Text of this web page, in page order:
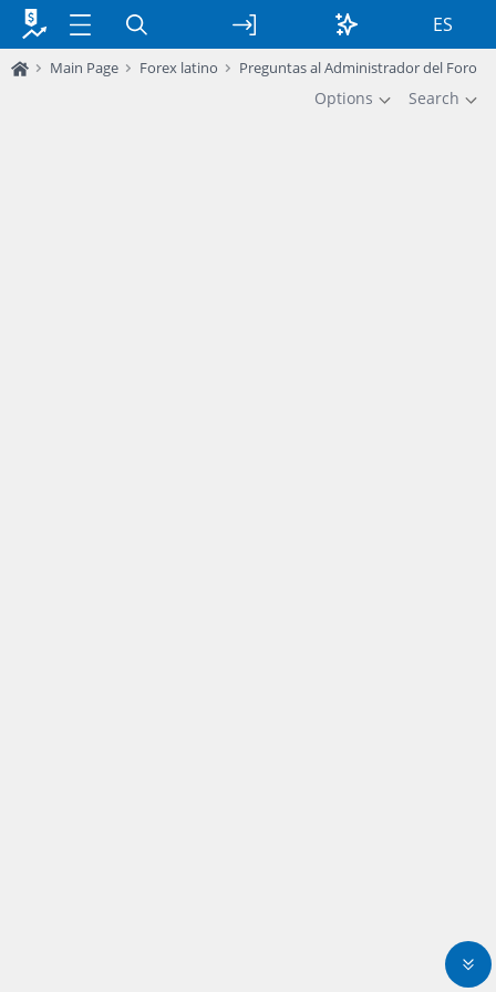
ES
Main Page Forex latino Preguntas al Administrador del Foro
Options Search